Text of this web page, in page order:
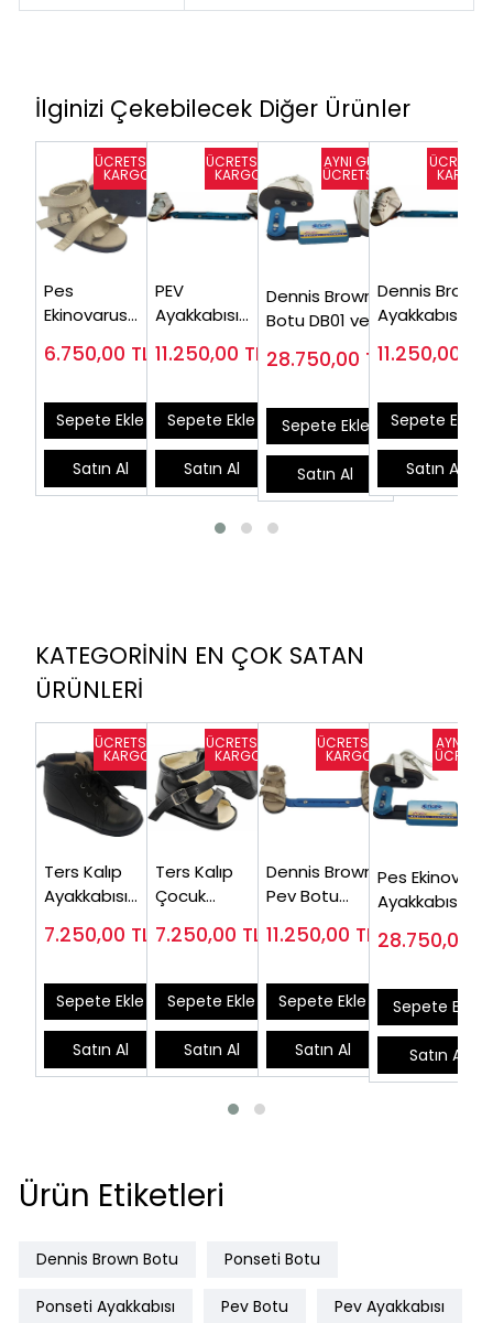
İlginizi Çekebilecek Diğer Ürünler
Pes
Ekinovarus
Ayakkabısı
6.750,00 TL
Sepete Ekle
Satın Al
PEV
Ayakkabısı
Hareketli
11.250,00 TL
Sepete Ekle
Satın Al
Dennis Brown
Botu DB01 ve
Avrupa Ateli
28.750,00 TL
Sepete Ekle
Satın Al
Dennis Brown
Ayakkabısı ve
Ortezi DB01
11.250,00
Sepete Ekle
Satın Al
KATEGORİNİN EN ÇOK SATAN
ÜRÜNLERİ
Ters Kalıp
Ayakkabısı
7.250,00 TL
Sepete Ekle
Satın Al
Ters Kalıp
Çocuk
CF02 (Ters
7.250,00 TL
Sepete Ekle
Satın Al
Dennis Brown
Pev Botu
Atel (Takım
11.250,00 TL
Sepete Ekle
Satın Al
Pes
Ayakkabısı
Dorsifleksiyon
28.750,00
Sepete Ekle
Satın Al
Ürün Etiketleri
Dennis Brown Botu Ponseti Botu
Ponseti Ayakkabısı Pev Botu Pev Ayakkabısı